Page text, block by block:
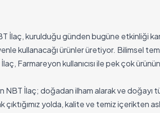
İlaç, kurulduğu günden bugüne etkinliği
kullanacağı ürünler üretiyor. Bilimsel
Farmareyon kullanıcısı ile pek çok
İlaç; doğadan ilham alarak ve doğayı
yolda, kalite ve temiz içerikten